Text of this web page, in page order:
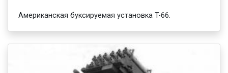
Американская буксируемая установка T-66.